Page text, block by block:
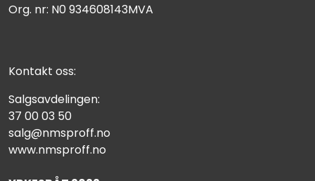
Org. nr: N0 934608143MVA
Kontakt oss:
Salgsavdelingen:
37 00 03 50
salg@nmsproff.no
www.nmsproff.no